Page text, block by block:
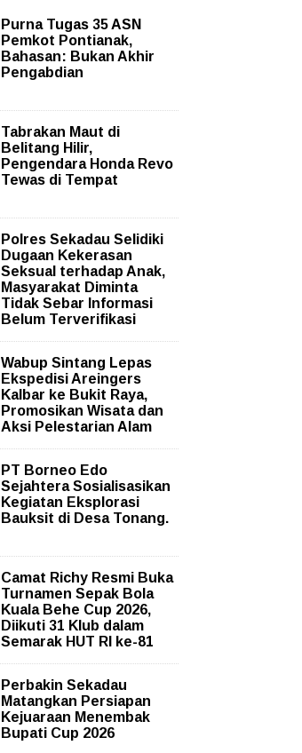
Purna Tugas 35 ASN
Pemkot Pontianak,
Bahasan: Bukan Akhir
Pengabdian
Tabrakan Maut di
Belitang Hilir,
Pengendara Honda Revo
Tewas di Tempat
Polres Sekadau Selidiki
Dugaan Kekerasan
Seksual terhadap Anak,
Masyarakat Diminta
Tidak Sebar Informasi
Belum Terverifikasi
Wabup Sintang Lepas
Ekspedisi Areingers
Kalbar ke Bukit Raya,
Promosikan Wisata dan
Aksi Pelestarian Alam
PT Borneo Edo
Sejahtera Sosialisasikan
Kegiatan Eksplorasi
Bauksit di Desa Tonang.
Camat Richy Resmi Buka
Turnamen Sepak Bola
Kuala Behe Cup 2026,
Diikuti 31 Klub dalam
Semarak HUT RI ke-81
Perbakin Sekadau
Matangkan Persiapan
Kejuaraan Menembak
Bupati Cup 2026